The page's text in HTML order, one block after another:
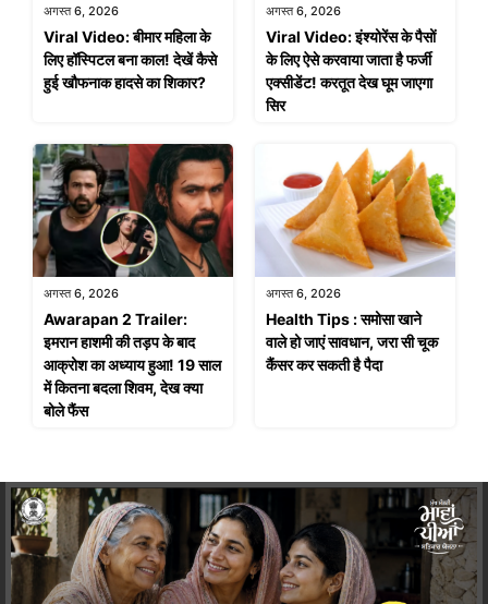
अगस्त 6, 2026
Viral Video: बीमार महिला के
लिए हॉस्पिटल बना काल! देखें कैसे
हुई खौफनाक हादसे का शिकार?
अगस्त 6, 2026
Viral Video: इंश्योरेंस के पैसों
के लिए ऐसे करवाया जाता है फर्जी
एक्सीडेंट! करतूत देख घूम जाएगा
सिर
अगस्त 6, 2026
Awarapan 2 Trailer:
इमरान हाशमी की तड़प के बाद
आक्रोश का अध्याय हुआ! 19 साल
में कितना बदला शिवम, देख क्या
बोले फैंस
अगस्त 6, 2026
Health Tips : समोसा खाने
वाले हो जाएं सावधान, जरा सी चूक
कैंसर कर सकती है पैदा